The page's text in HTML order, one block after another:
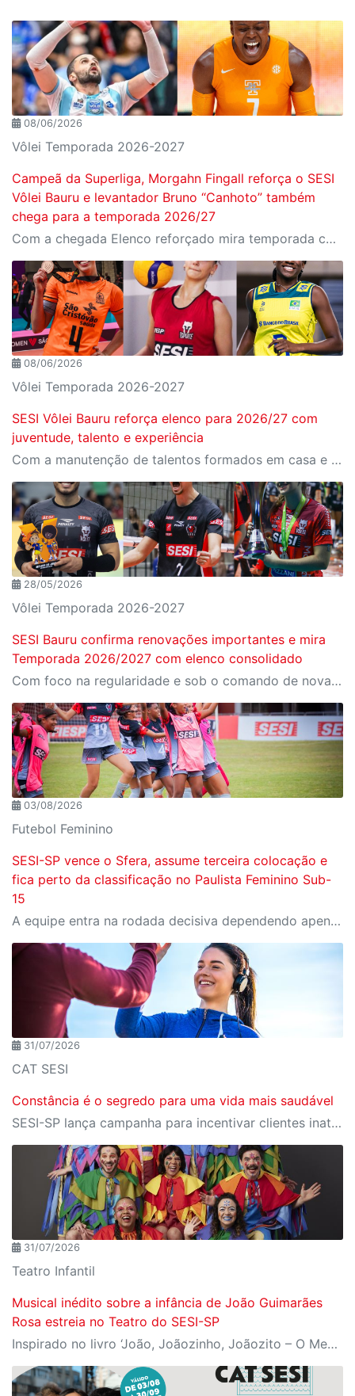
08/06/2026
Vôlei Temporada 2026-2027
Campeã da Superliga, Morgahn Fingall reforça o SESI
Vôlei Bauru e levantador Bruno “Canhoto” também
chega para a temporada 2026/27
Com a chegada Elenco reforçado mira temporada competitiva
08/06/2026
Vôlei Temporada 2026-2027
SESI Vôlei Bauru reforça elenco para 2026/27 com
juventude, talento e experiência
Com a manutenção de talentos formados em casa e a chegada de reforços pontuais, o SESI Vôlei Bauru se posiciona de forma competitiva para a temporada 2026/27
28/05/2026
Vôlei Temporada 2026-2027
SESI Bauru confirma renovações importantes e mira
Temporada 2026/2027 com elenco consolidado
Com foco na regularidade e sob o comando de nova comissão técnica, projeto do SESI-SP garante a permanência do líbero Douglas Pureza, do central Thiery e da levantadora Amanda Mutuano.
03/08/2026
Futebol Feminino
SESI-SP vence o Sfera, assume terceira colocação e
fica perto da classificação no Paulista Feminino Sub-
15
A equipe entra na rodada decisiva dependendo apenas de seus próprios resultados para avançar ao mata-mata
31/07/2026
CAT SESI
Constância é o segredo para uma vida mais saudável
SESI-SP lança campanha para incentivar clientes inativos a retomarem a prática de atividades físicas, esporte e lazer com benefícios exclusivos
31/07/2026
Teatro Infantil
Musical inédito sobre a infância de João Guimarães
Rosa estreia no Teatro do SESI-SP
Inspirado no livro ‘João, Joãozinho, Joãozito – O Menino Encantado’, de Claudio Fragata, com direção e dramaturgia de Márcio Araújo, espetáculo acompanha os primeiros anos de vida do escritor mineiro e transforma sua infância em uma celebração da imaginação, da leitura e da cultura popular brasileira